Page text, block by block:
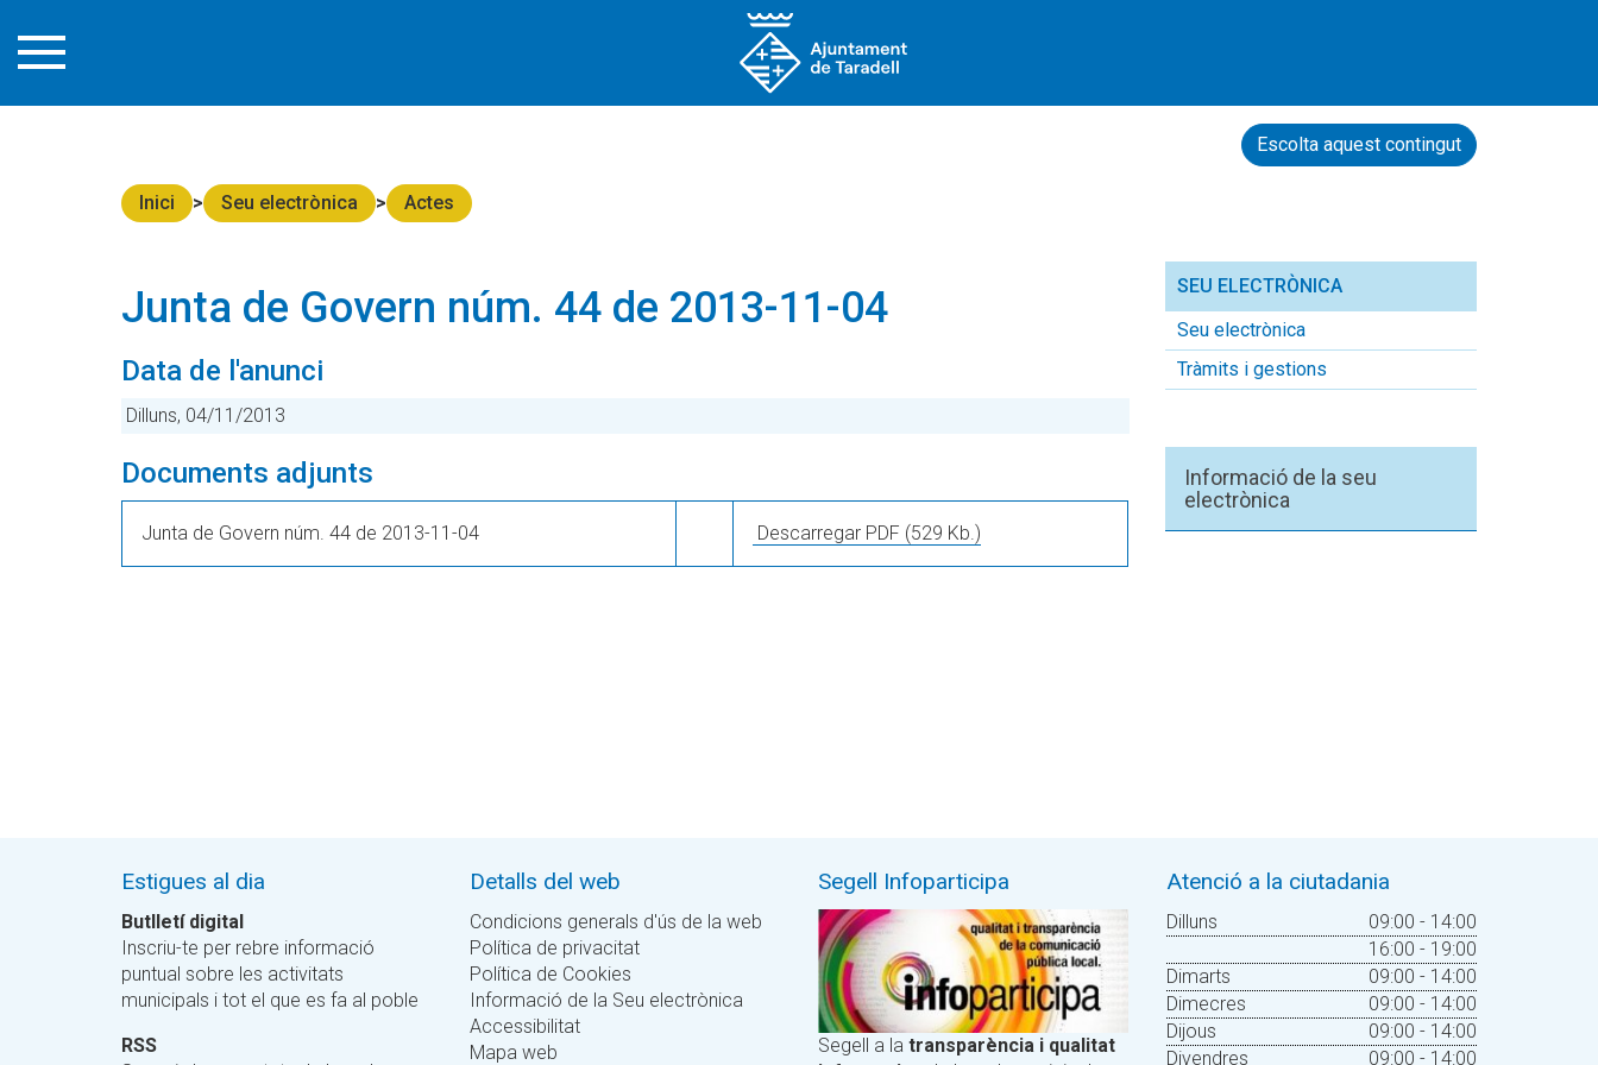
Escolta aquest contingut
Inici Seu electrònica Actes
Junta de Govern núm. 44 de 2013-11-04
Data de l'anunci
Dilluns, 04/11/2013
Documents adjunts
Junta de Govern núm. 44 de 2013-11-04 Descarregar PDF (529 Kb.)
SEU ELECTRÒNICA
Seu electrònica
Tràmits i gestions
Informació de la seu
electrònica
Estigues al dia
Butlletí digital
Inscriu-te per rebre informació
puntual sobre les activitats
municipals i tot el que es fa al poble
RSS
Detalls del web
Condicions generals d'ús de la web
Política de privacitat
Política de Cookies
Informació de la Seu electrònica
Accessibilitat
Mapa web
Segell Infoparticipa
Segell a la transparència i qualitat
Atenció a la ciutadania
Dilluns
09:00 - 14:00
16:00 - 19:00
Dimarts
09:00 - 14:00
Dimecres
09:00 - 14:00
Dijous
09:00 - 14:00
Divendres
09:00 - 14:00